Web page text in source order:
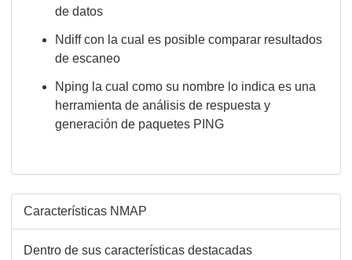
de datos
Ndiff con la cual es posible comparar resultados
de escaneo
Nping la cual como su nombre lo indica es una
herramienta de análisis de respuesta y
generación de paquetes PING
Características NMAP
Dentro de sus características destacadas